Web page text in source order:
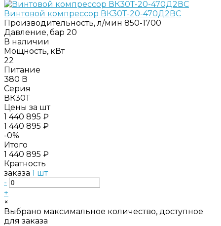
Винтовой компрессор ВК30Т-20-470Д2ВС
Производительность, л/мин 850-1700
Давление, бар 20
В наличии
Мощность, кВт
22
Питание
380 В
Серия
ВК30Т
Цены за шт
1 440 895 ₽
1 440 895 ₽
-0%
Итого
1 440 895 ₽
Кратность
заказа 1 шт
-
+
×
Выбрано максимальное количество, доступное
для заказа